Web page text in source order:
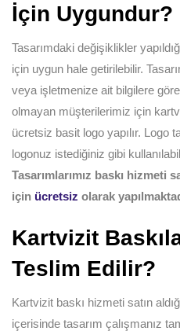
İçin Uygundur?
Tasarımdaki değişiklikler
için uygun hale getirilebilir.
veya işletmenize ait bilgilere
olmayan müşterilerimiz için
ücretsiz basit logo yapılır. Logo
logonuz istediğiniz gibi
Tasarımlarımız baskı hizmeti
için ücretsiz olarak
Kartvizit
Teslim Edilir?
Kartvizit baskı hizmeti satın
içerisinde tasarım çalışmanız